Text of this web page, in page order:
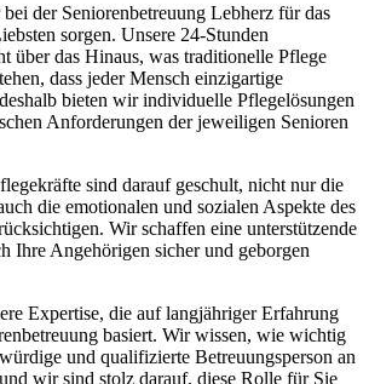
der Seniorenbetreuung Lebherz für das
sorgen. Unsere 24-Stunden
über das Hinaus, was traditionelle Pflege
dass jeder Mensch einzigartige
bieten wir individuelle Pflegelösungen
Anforderungen der jeweiligen Senioren
sind darauf geschult, nicht nur die
die emotionalen und sozialen Aspekte des
Wir schaffen eine unterstützende
Ihre Angehörigen sicher und geborgen
Expertise, die auf langjähriger Erfahrung
basiert. Wir wissen, wie wichtig
und qualifizierte Betreuungsperson an
wir sind stolz darauf, diese Rolle für Sie